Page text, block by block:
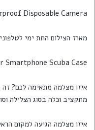
Disposable Camera
מארז הצילום התת ימי
Smartphone Scuba Case
איזו מצלמה מתאימה לכם?
מתקציב וכלה בסוג הצלילה
איזו מצלמה הגיעה למקום